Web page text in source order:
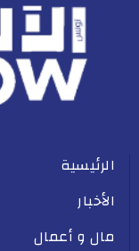
الرئيسية
الأخبار
مال و أعمال